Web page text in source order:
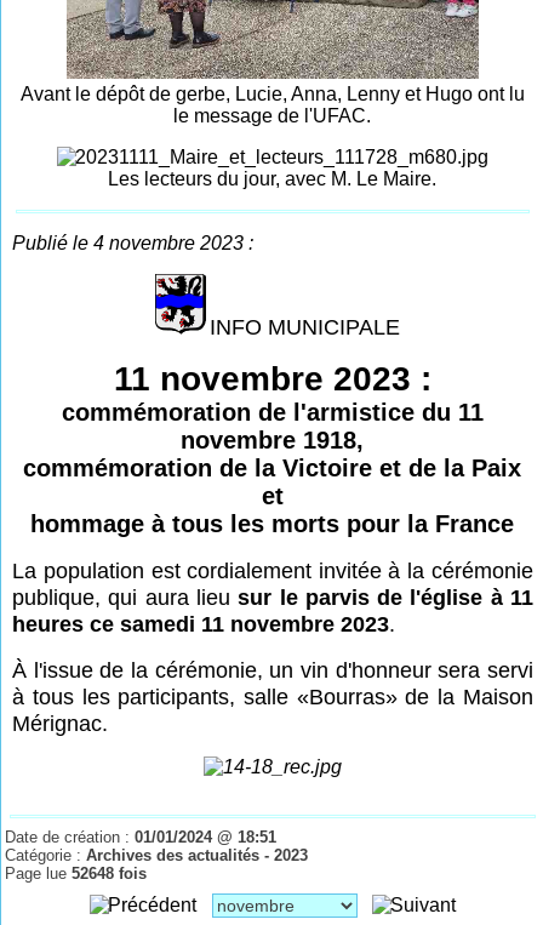
Avant le dépôt de gerbe, Lucie, Anna, Lenny et Hugo ont lu
le message de l'UFAC.
Les lecteurs du jour, avec M. Le Maire.
Publié le 4 novembre 2023 :
INFO MUNICIPALE
11 novembre 2023 :
commémoration de l'armistice du 11
novembre 1918,
commémoration de la Victoire et de la Paix
et
hommage à tous les morts pour la France
La population est cordialement invitée à la cérémonie
publique, qui aura lieusur le parvis de l'église à 11
heures ce samedi 11 novembre 2023.
À l'issue de la cérémonie, un vin d'honneur sera servi
à tous les participants, salle «Bourras» de la Maison
Mérignac.
Date de création :01/01/2024 @ 18:51
Catégorie :Archives des actualités - 2023
Page lue52648 fois